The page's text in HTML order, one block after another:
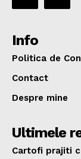
Info
Politica de
Contact
Despre mine
Ultimele
Cartofi prajiti